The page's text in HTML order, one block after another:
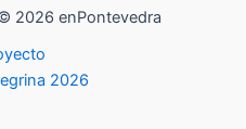
2026 enPontevedra
2026